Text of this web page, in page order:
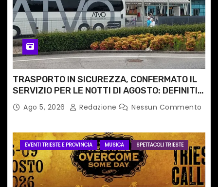
TRASPORTO IN SICUREZZA, CONFERMATO IL
SERVIZIO PER LE NOTTI DI AGOSTO: DEFINITI
PERCORSI, FERMATE E ORARIO
Ago 5, 2026 Redazione Nessun Commento
EVENTI TRIESTE E PROVINCIA MUSICA SPETTACOLI TRIESTE